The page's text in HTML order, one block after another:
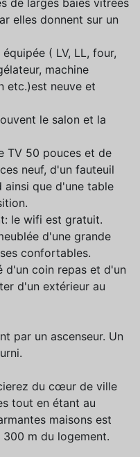
elles donnent sur un
( LV, LL, four,
machine
etc.)est neuve et
le salon et la
TV 50 pouces et de
neuf, d'un fauteuil
que d'une table
le wifi est gratuit.
d'une grande
confortables.
d'un coin repas et d'un
d'un extérieur au
par un ascenseur. Un
du cœur de ville
tout en étant au
maisons est
300 m du logement.